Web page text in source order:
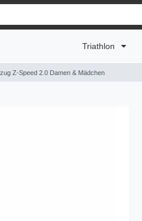
Triathlon
Z-Speed 2.0 Damen & Mädchen